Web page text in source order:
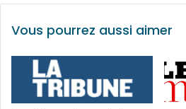
Vous pourrez aussi aimer